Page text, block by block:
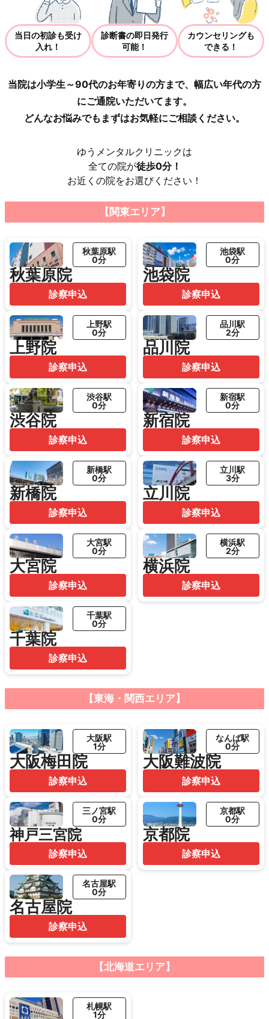
当日の初診も受け
入れ！
診断書の即日発行
可能！
カウンセリングも
できる！
当院は小学生～90代のお年寄りの方まで、幅広い年代の方
にご通院いただいてます。
どんなお悩みでもまずはお気軽にご相談ください。
ゆうメンタルクリニックは
全ての院が徒歩0分！
お近くの院をお選びください！
【関東エリア】
秋葉原院
秋葉原駅
0分
診察申込
池袋院
池袋駅
0分
診察申込
上野院
上野駅
0分
診察申込
品川院
品川駅
2分
診察申込
渋谷院
渋谷駅
0分
診察申込
新宿院
新宿駅
0分
診察申込
新橋院
新橋駅
0分
診察申込
立川院
立川駅
3分
診察申込
大宮院
大宮駅
0分
診察申込
横浜院
横浜駅
2分
診察申込
千葉院
千葉駅
0分
診察申込
【東海・関西エリア】
大阪梅田院
大阪駅
1分
診察申込
大阪難波院
なんば駅
0分
診察申込
神戸三宮院
三ノ宮駅
0分
診察申込
京都院
京都駅
0分
診察申込
名古屋院
名古屋駅
0分
診察申込
【北海道エリア】
札幌駅
1分